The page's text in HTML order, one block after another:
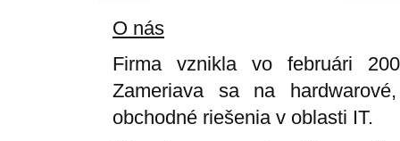
O nás
Firma vznikla vo februári
Zameriava sa na
obchodné riešenia v oblasti IT.